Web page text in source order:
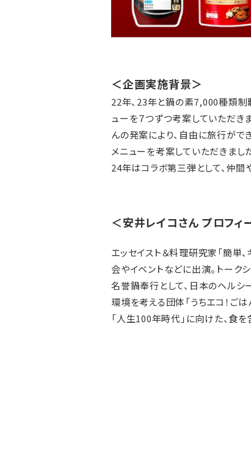
＜企画実施背景＞
22年、23年と鍋の素7,000種類制
ューを７つずつ考案していただき
んの発案により、自由に旅行がで
メニューを考案していただきまし
24年はコラボ第三弾として、仲間
＜安井レイコさん プロフィ
エッセイスト＆料理研究家「簡単
会やイベントなどに出演。トーク
名誉鍋奉行として、日本のヘル
環境を考える団体「うちエコ！ご
「人生100年時代」に向けた、食